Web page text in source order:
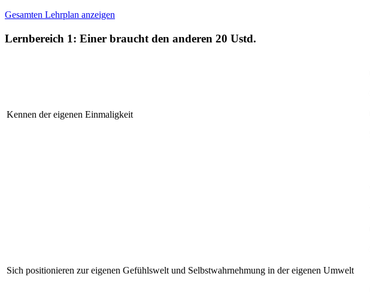
Gesamten Lehrplan anzeigen
Lernbereich 1: Einer braucht den anderen 20 Ustd.
Kennen der eigenen Einmaligkeit
Sich positionieren zur eigenen Gefühlswelt und Selbstwahrnehmung in der eigenen Umwelt